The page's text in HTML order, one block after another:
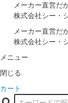
メーカー直営だ
株式会社シー・
メーカー直営だ
株式会社シー・
メニュー
閉じる
カート